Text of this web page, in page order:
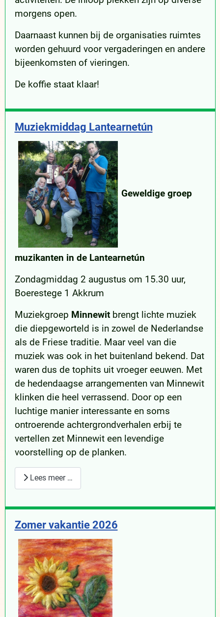
morgens open.
Daarnaast kunnen bij de organisaties ruimtes
worden gehuurd voor vergaderingen en andere
bijeenkomsten of vieringen.
De koffie staat klaar!
Muziekmiddag Lantearnetún
Geweldige groep
muzikanten in de Lantearnetún
Zondagmiddag 2 augustus om 15.30 uur,
Boerestege 1 Akkrum
Muziekgroep Minnewitbrengt lichte muziek
die diepgeworteld is in zowel de Nederlandse
als de Friese traditie. Maar veel van die
muziek was ook in het buitenland bekend. Dat
waren dus de tophits uit vroeger eeuwen. Met
de hedendaagse arrangementen van Minnewit
klinken die heel verrassend. Door op een
luchtige manier interessante en soms
ontroerende achtergrondverhalen erbij te
vertellen zet Minnewit een levendige
voorstelling op de planken.
Lees meer …
Zomer vakantie 2026